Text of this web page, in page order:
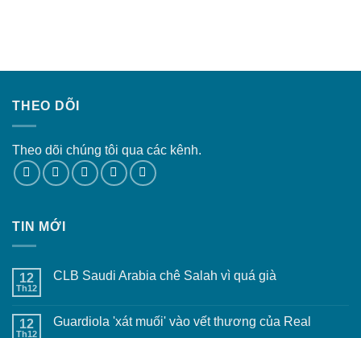
THEO DÕI
Theo dõi chúng tôi qua các kênh.
TIN MỚI
12
Th12
CLB Saudi Arabia chê Salah vì quá già
12
Th12
Guardiola 'xát muối' vào vết thương của Real